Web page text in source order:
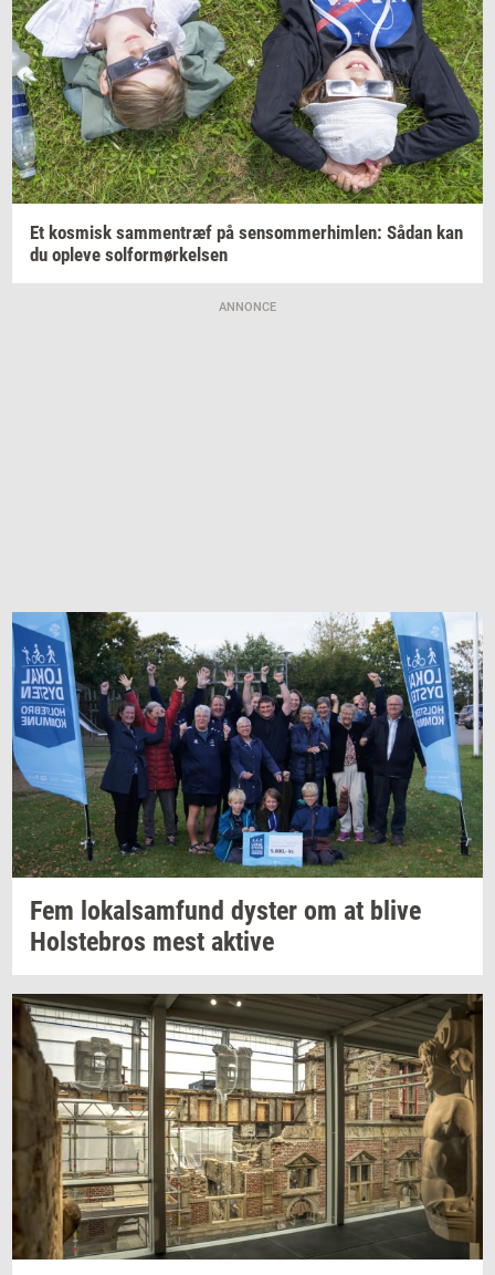
Et kos­misk sam­men­træf på sen­som­mer­him­len: Sådan kan
du op­le­ve sol­for­mør­kel­sen
ANNONCE
Fem lo­kal­sam­fund dy­ster om at blive
Holste­bros mest ak­ti­ve